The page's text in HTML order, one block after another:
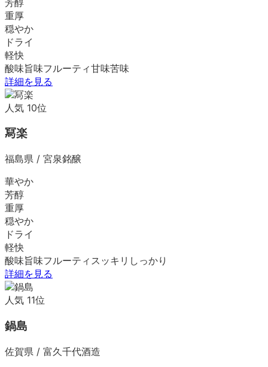
重厚
穏やか
ドライ
軽快
酸味旨味フルーティ甘味苦味
詳細を見る
人気 10位
冩楽
福島県 / 宮泉銘醸
華やか
芳醇
重厚
穏やか
ドライ
軽快
酸味旨味フルーティ スッキリ しっかり
詳細を見る
人気 11位
鍋島
佐賀県 / 富久千代酒造